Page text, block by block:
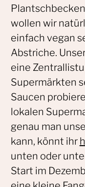
wollen wir
einfach vegan
Abstriche.
eine
Supermärkten
Saucen
lokalen
genau man
kann, könnt ihr
unten oder
Start im